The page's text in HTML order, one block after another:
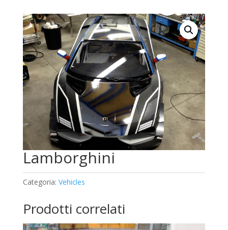
Lamborghini
Categoria: Vehicles
Prodotti correlati